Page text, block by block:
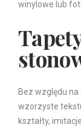
winylowe lub
Bez względu
wzorzyste
kształty,